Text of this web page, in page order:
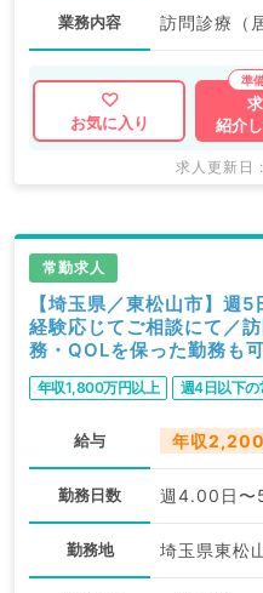
業務内容
お気に入り
紹介
求人更新
常勤求人
【埼玉県／東松山市】週
経験応じてご相談にて／
務・QOLを保った勤務も
年収1,800万円以上 週4日以下の
給与 年収
勤務日数 週4.00日〜
勤務地 埼玉県東松